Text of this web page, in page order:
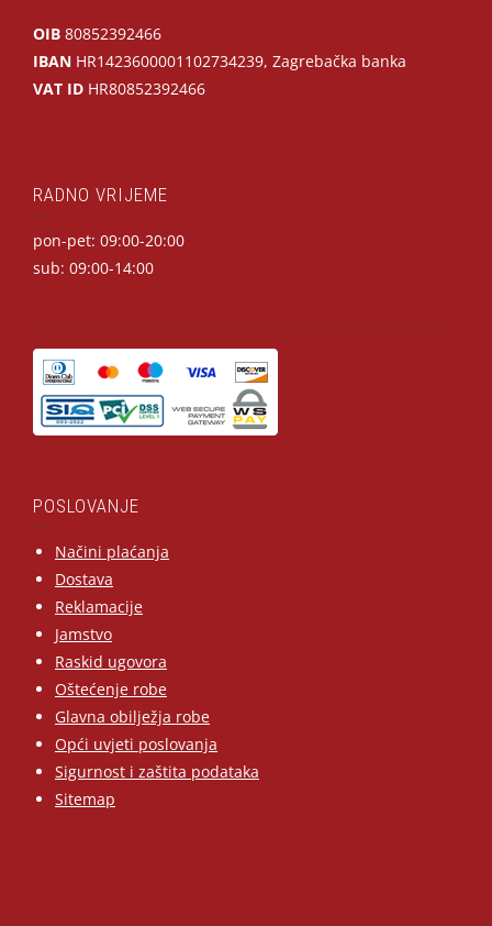
OIB 80852392466
IBAN HR1423600001102734239, Zagrebačka banka
VAT ID HR80852392466
RADNO VRIJEME
pon-pet: 09:00-20:00
sub: 09:00-14:00
POSLOVANJE
Načini plaćanja
Dostava
Reklamacije
Jamstvo
Raskid ugovora
Oštećenje robe
Glavna obilježja robe
Opći uvjeti poslovanja
Sigurnost i zaštita podataka
Sitemap